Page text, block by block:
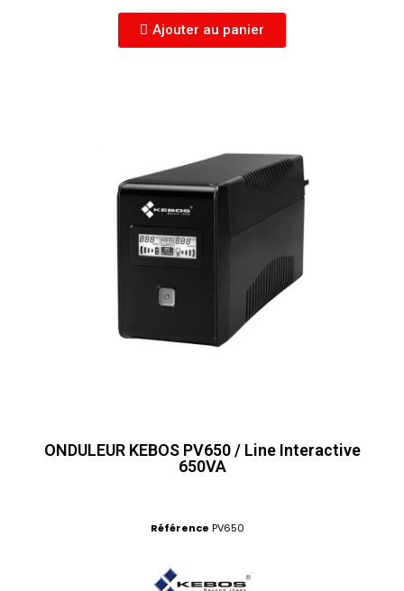
Ajouter au panier
ONDULEUR KEBOS PV650 / Line Interactive
650VA
Référence PV650